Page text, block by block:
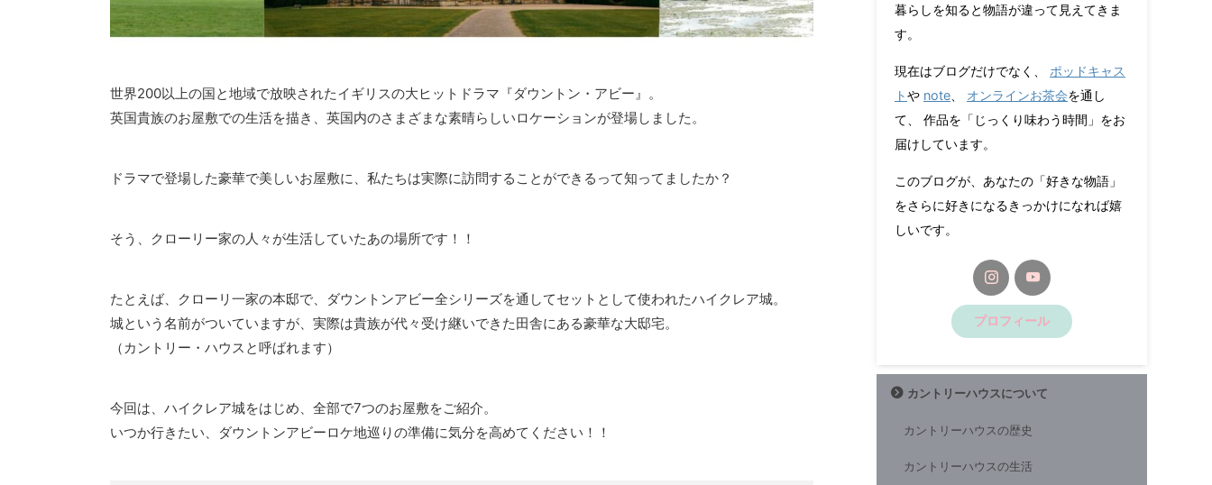
世界200以上の国と地域で放映されたイギリスの大ヒットドラマ『ダウントン・アビー』。
英国貴族のお屋敷での生活を描き、英国内のさまざまな素晴らしいロケーションが登場しました。
ドラマで登場した豪華で美しいお屋敷に、私たちは実際に訪問することができるって知ってましたか？
そう、クローリー家の人々が生活していたあの場所です！！
たとえば、クローリ一家の本邸で、ダウントンアビー全シリーズを通してセットとして使われたハイクレア城。
城という名前がついていますが、実際は貴族が代々受け継いできた田舎にある豪華な大邸宅。
（カントリー・ハウスと呼ばれます）
今回は、ハイクレア城をはじめ、全部で7つのお屋敷をご紹介。
いつか行きたい、ダウントンアビーロケ地巡りの準備に気分を高めてください！！
暮らしを知ると物語が違って見えてきま
す。
現在はブログだけでなく、 ポッドキャス
トや note オンラインお茶会を通し
て、 作品を「じっくり味わう時間」をお
届けしています。
このブログが、あなたの「好きな物語」
をさらに好きになるきっかけになれば嬉
しいです。
プロフィール
カントリーハウスについて
カントリーハウスの歴史
カントリーハウスの生活